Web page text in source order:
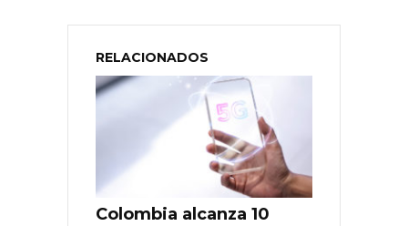
RELACIONADOS
Colombia alcanza 10